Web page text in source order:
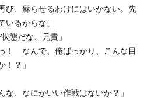
び、蘇らせるわけにはいかない。先
るからな」
態だな、兄貴」
！ なんで、俺ばっかり、こんな目
？」
、なにかいい作戦はないか？」